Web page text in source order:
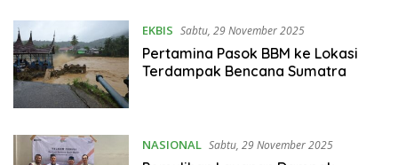
EKBIS Sabtu, 29 November 2025
Pertamina Pasok BBM ke Lokasi
Terdampak Bencana Sumatra
NASIONAL Sabtu, 29 November 2025